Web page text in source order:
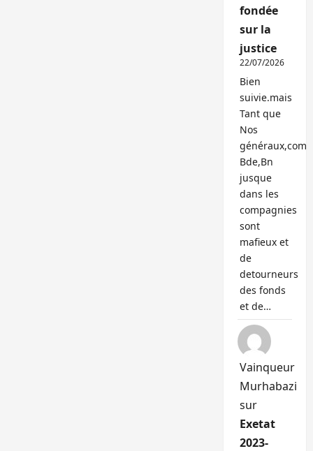
fondée
sur la
justice
22/07/2026
Bien
suivie.mais
Tant que
Nos
généraux,com
Bde,Bn
jusque
dans les
compagnies
sont
mafieux et
de
detourneurs
des fonds
et de…
Vainqueur
Murhabazi
sur
Exetat
2023-